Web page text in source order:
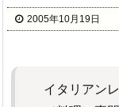
2005年10月19日
イタリアンレ